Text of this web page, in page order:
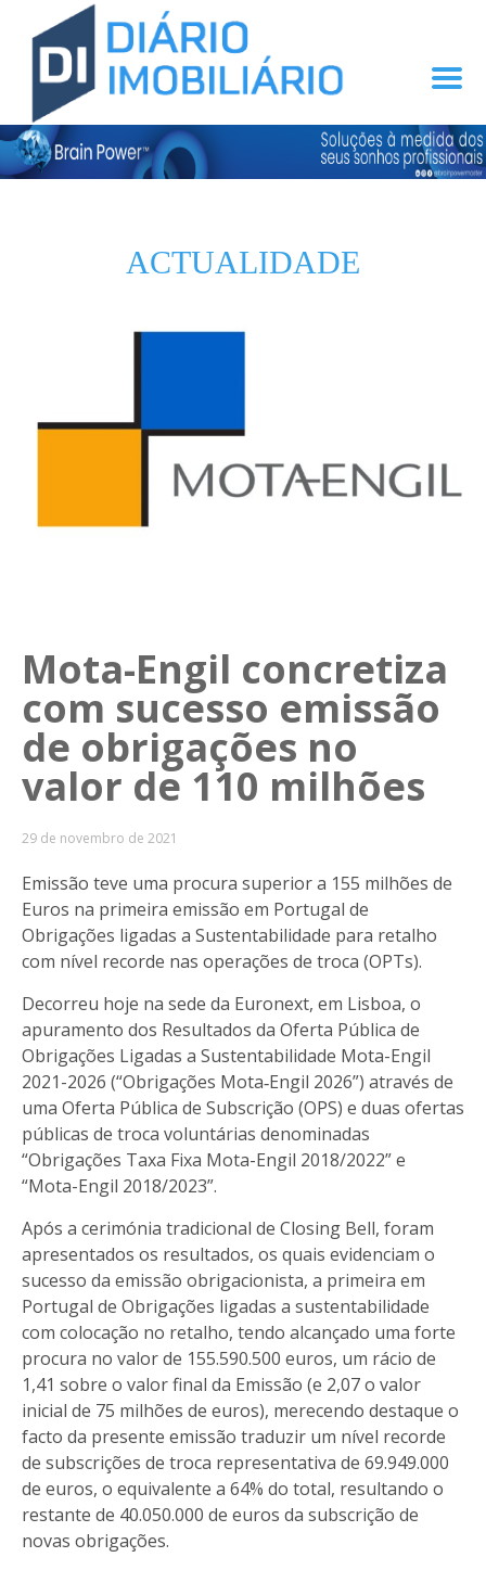
ACTUALIDADE
Mota-Engil concretiza
com sucesso emissão
de obrigações no
valor de 110 milhões
29 de novembro de 2021
Emissão teve uma procura superior a 155 milhões de
Euros na primeira emissão em Portugal de
Obrigações ligadas a Sustentabilidade para retalho
com nível recorde nas operações de troca (OPTs).
Decorreu hoje na sede da Euronext, em Lisboa, o
apuramento dos Resultados da Oferta Pública de
Obrigações Ligadas a Sustentabilidade Mota-Engil
2021-2026 (“Obrigações Mota‑Engil 2026”) através de
uma Oferta Pública de Subscrição (OPS) e duas ofertas
públicas de troca voluntárias denominadas
“Obrigações Taxa Fixa Mota-Engil 2018/2022” e
“Mota-Engil 2018/2023”.
Após a cerimónia tradicional de Closing Bell, foram
apresentados os resultados, os quais evidenciam o
sucesso da emissão obrigacionista, a primeira em
Portugal de Obrigações ligadas a sustentabilidade
com colocação no retalho, tendo alcançado uma forte
procura no valor de 155.590.500 euros, um rácio de
1,41 sobre o valor final da Emissão (e 2,07 o valor
inicial de 75 milhões de euros), merecendo destaque o
facto da presente emissão traduzir um nível recorde
de subscrições de troca representativa de 69.949.000
de euros, o equivalente a 64% do total, resultando o
restante de 40.050.000 de euros da subscrição de
novas obrigações.